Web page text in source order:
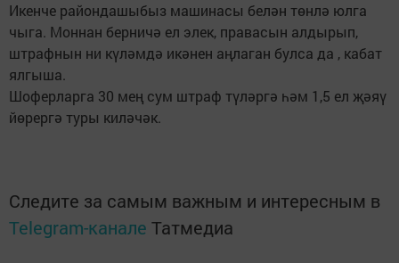
Икенче райондашыбыз машинасы белән төнлә юлга
чыга. Моннан берничә ел элек, правасын алдырып,
штрафнын ни күләмдә икәнен аңлаган булса да , кабат
ялгыша.
Шоферларга 30 мең сум штраф түләргә һәм 1,5 ел җәяү
йөрергә туры киләчәк.
Следите за самым важным и интересным в
Telegram-канале Татмедиа